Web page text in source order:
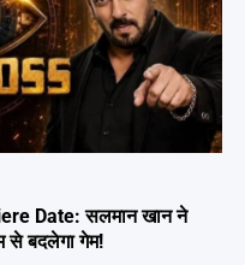
Date: सलमान खान ने
से बदलेगा गेम!